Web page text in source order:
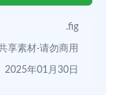
.fig
享素材·请勿商用
2025年01月30日